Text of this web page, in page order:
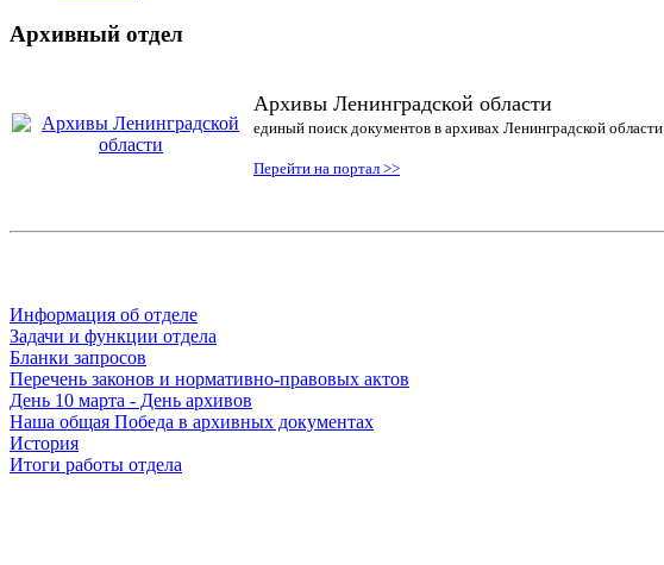
Архивный отдел
Архивы Ленинградской области
единый поиск документов в архивах Ленинградской области
Перейти на портал >>
Информация об отделе
Задачи и функции отдела
Бланки запросов
Перечень законов и нормативно-правовых актов
День 10 марта - День архивов
Наша общая Победа в архивных документах
История
Итоги работы отдела